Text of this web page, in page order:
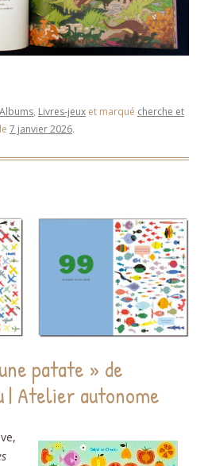
Albums, Livres-jeux et marqué cherche et
le 7 janvier 2026.
patate » de
| Atelier autonome